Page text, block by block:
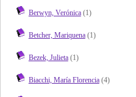
Berwyn, Verónica(1)
Betcher, Mariquena(1)
Bezek, Julieta(1)
Biacchi, María Florencia(4)